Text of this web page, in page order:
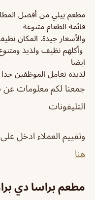
مطعم بيلي من أفضل
قائمة الطعام متنوعة
والأسعار جيدة. المكان
وأكلهم نظيف ولذيذ
ايضا
لذيذة تعامل الموظفين
جمعنا لكم معلومات عن
التليفونات
وتقييم العملاء ادخل
هنا
مطعم براسا دي